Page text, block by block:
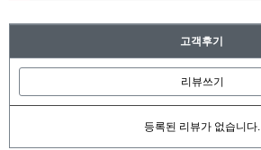
고객후기
리뷰쓰기
등록된 리뷰가 없습니다.